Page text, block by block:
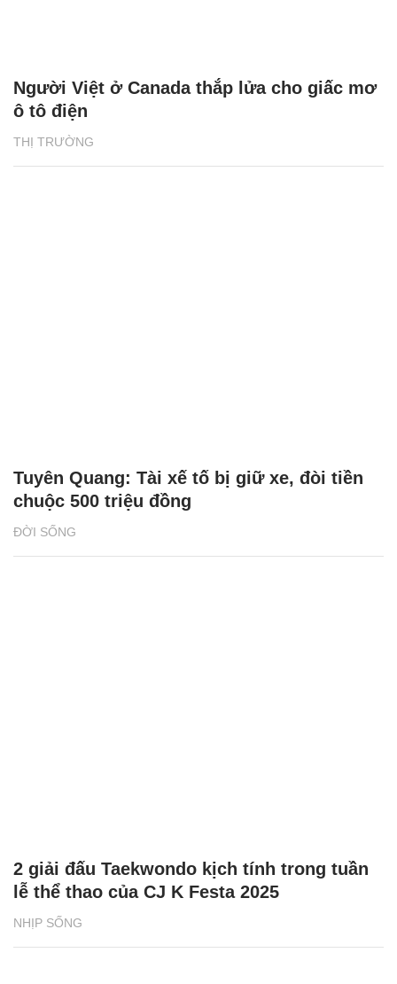
THỊ TRƯỜNG
Người Việt ở Canada thắp lửa cho giấc mơ
ô tô điện
ĐỜI SỐNG
Tuyên Quang: Tài xế tố bị giữ xe, đòi tiền
chuộc 500 triệu đồng
NHỊP SỐNG
2 giải đấu Taekwondo kịch tính trong tuần
lễ thể thao của CJ K Festa 2025